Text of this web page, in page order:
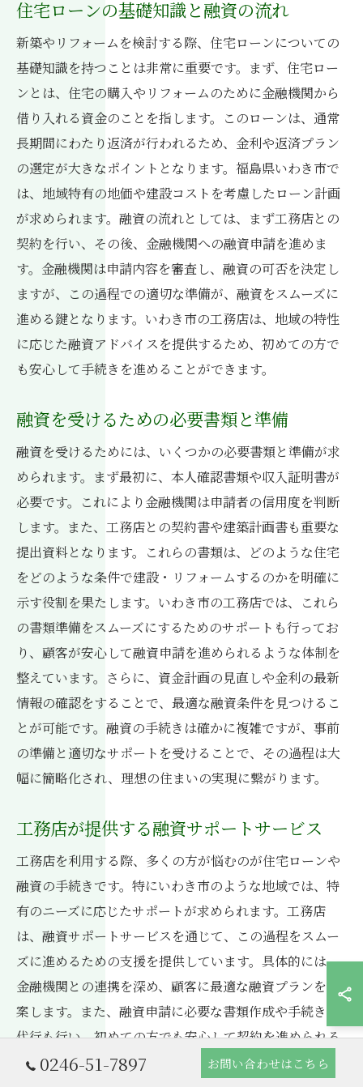
住宅ローンの基礎知識と融資の流れ
新築やリフォームを検討する際、住宅ローンについての
基礎知識を持つことは非常に重要です。まず、住宅ロー
ンとは、住宅の購入やリフォームのために金融機関から
借り入れる資金のことを指します。このローンは、通常
長期間にわたり返済が行われるため、金利や返済プラン
の選定が大きなポイントとなります。福島県いわき市で
は、地域特有の地価や建設コストを考慮したローン計画
が求められます。融資の流れとしては、まず工務店との
契約を行い、その後、金融機関への融資申請を進めま
す。金融機関は申請内容を審査し、融資の可否を決定し
ますが、この過程での適切な準備が、融資をスムーズに
進める鍵となります。いわき市の工務店は、地域の特性
に応じた融資アドバイスを提供するため、初めての方で
も安心して手続きを進めることができます。
融資を受けるための必要書類と準備
融資を受けるためには、いくつかの必要書類と準備が求
められます。まず最初に、本人確認書類や収入証明書が
必要です。これにより金融機関は申請者の信用度を判断
します。また、工務店との契約書や建築計画書も重要な
提出資料となります。これらの書類は、どのような住宅
をどのような条件で建設・リフォームするのかを明確に
示す役割を果たします。いわき市の工務店では、これら
の書類準備をスムーズにするためのサポートも行ってお
り、顧客が安心して融資申請を進められるような体制を
整えています。さらに、資金計画の見直しや金利の最新
情報の確認をすることで、最適な融資条件を見つけるこ
とが可能です。融資の手続きは確かに複雑ですが、事前
の準備と適切なサポートを受けることで、その過程は大
幅に簡略化され、理想の住まいの実現に繋がります。
工務店が提供する融資サポートサービス
工務店を利用する際、多くの方が悩むのが住宅ローンや
融資の手続きです。特にいわき市のような地域では、特
有のニーズに応じたサポートが求められます。工務店
は、融資サポートサービスを通じて、この過程をスムー
ズに進めるための支援を提供しています。具体的には、
金融機関との連携を深め、顧客に最適な融資プランを提
案します。また、融資申請に必要な書類作成や手続きの
代行も行い、初めての方でも安心して契約を進められる
環境を整えています。工務店の専門知識を活かしたこの
0246-51-7897 お問い合わせはこちら